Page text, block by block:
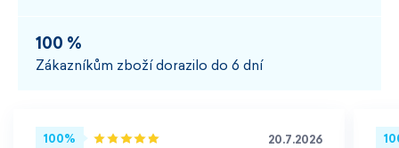
100 %
Zákazníkům zboží dorazilo do 6 dní
100% 20.7.2026